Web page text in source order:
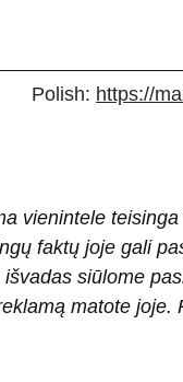
Polish: https://
vienintele
faktų joje gali
siūlome
matote